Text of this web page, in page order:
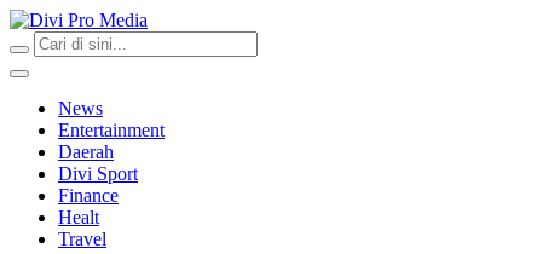
Divi Pro Media
News and Media
News
Entertainment
Daerah
Divi Sport
Finance
Healt
Travel